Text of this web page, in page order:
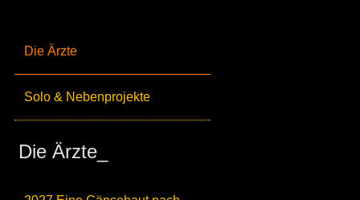
Die Ärzte
Solo & Nebenprojekte
Die Ärzte_